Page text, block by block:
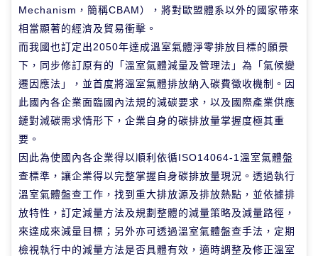
Mechanism，簡稱CBAM），將對歐盟體系以外的國家帶來
相當顯著的經濟及貿易衝擊。
而我國也訂定出2050年達成溫室氣體淨零排放目標的願景
下，同步修訂原有的「溫室氣體減量及管理法」為「氣候變
遷因應法」，並首度將溫室氣體排放納入碳費徵收機制。因
此國內各企業面臨國內法規的減碳要求，以及國際產業供應
鏈對減碳需求情形下，企業自身的碳排放量掌握度極其重
要。
因此為使國內各企業得以順利依循ISO14064-1溫室氣體盤
查標準，讓企業得以完整掌握自身碳排放量現況。透過執行
溫室氣體盤查工作，找到重大排放源及排放熱點，並依據排
放特性，訂定減量方法及規劃整體的減量策略及減量路徑，
來達成來減量目標；另外亦可透過溫室氣體盤查手法，定期
檢視執行中的減量方法是否具體有效，適時調整及修正溫室